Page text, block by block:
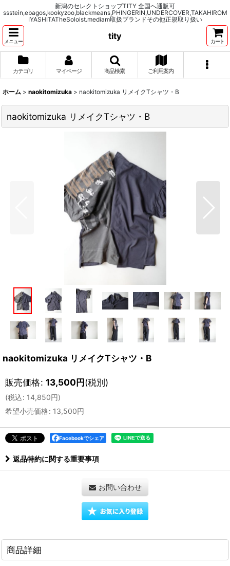
新潟のセレクトショップTITY 全国へ通販可
ssstein,ebagos,kookyzoo,blackmeans,PHINGERIN,UNDERCOVER,TAKAHIROM
IYASHITATheSoloist.mediam取扱ブランドその他正規取り扱い
メニュー
tity
カート
カテゴリ マイページ 商品検索 ご利用案内
ホーム > naokitomizuka > naokitomizuka リメイクTシャツ・B
naokitomizuka リメイクTシャツ・B
naokitomizuka リメイクTシャツ・B
販売価格: 13,500円(税別)
(税込: 14,850円)
希望小売価格: 13,500円
Facebookでシェア
返品特約に関する重要事項
お問い合わせ
商品詳細